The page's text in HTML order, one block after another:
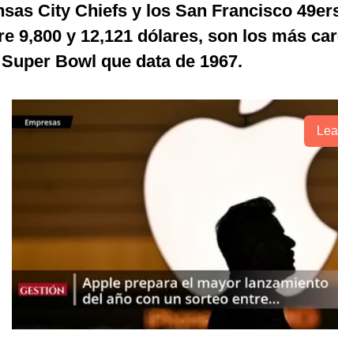
City Chiefs y los San Francisco
9,800 y 12,121 dólares, son los más
Bowl que data de 1967.